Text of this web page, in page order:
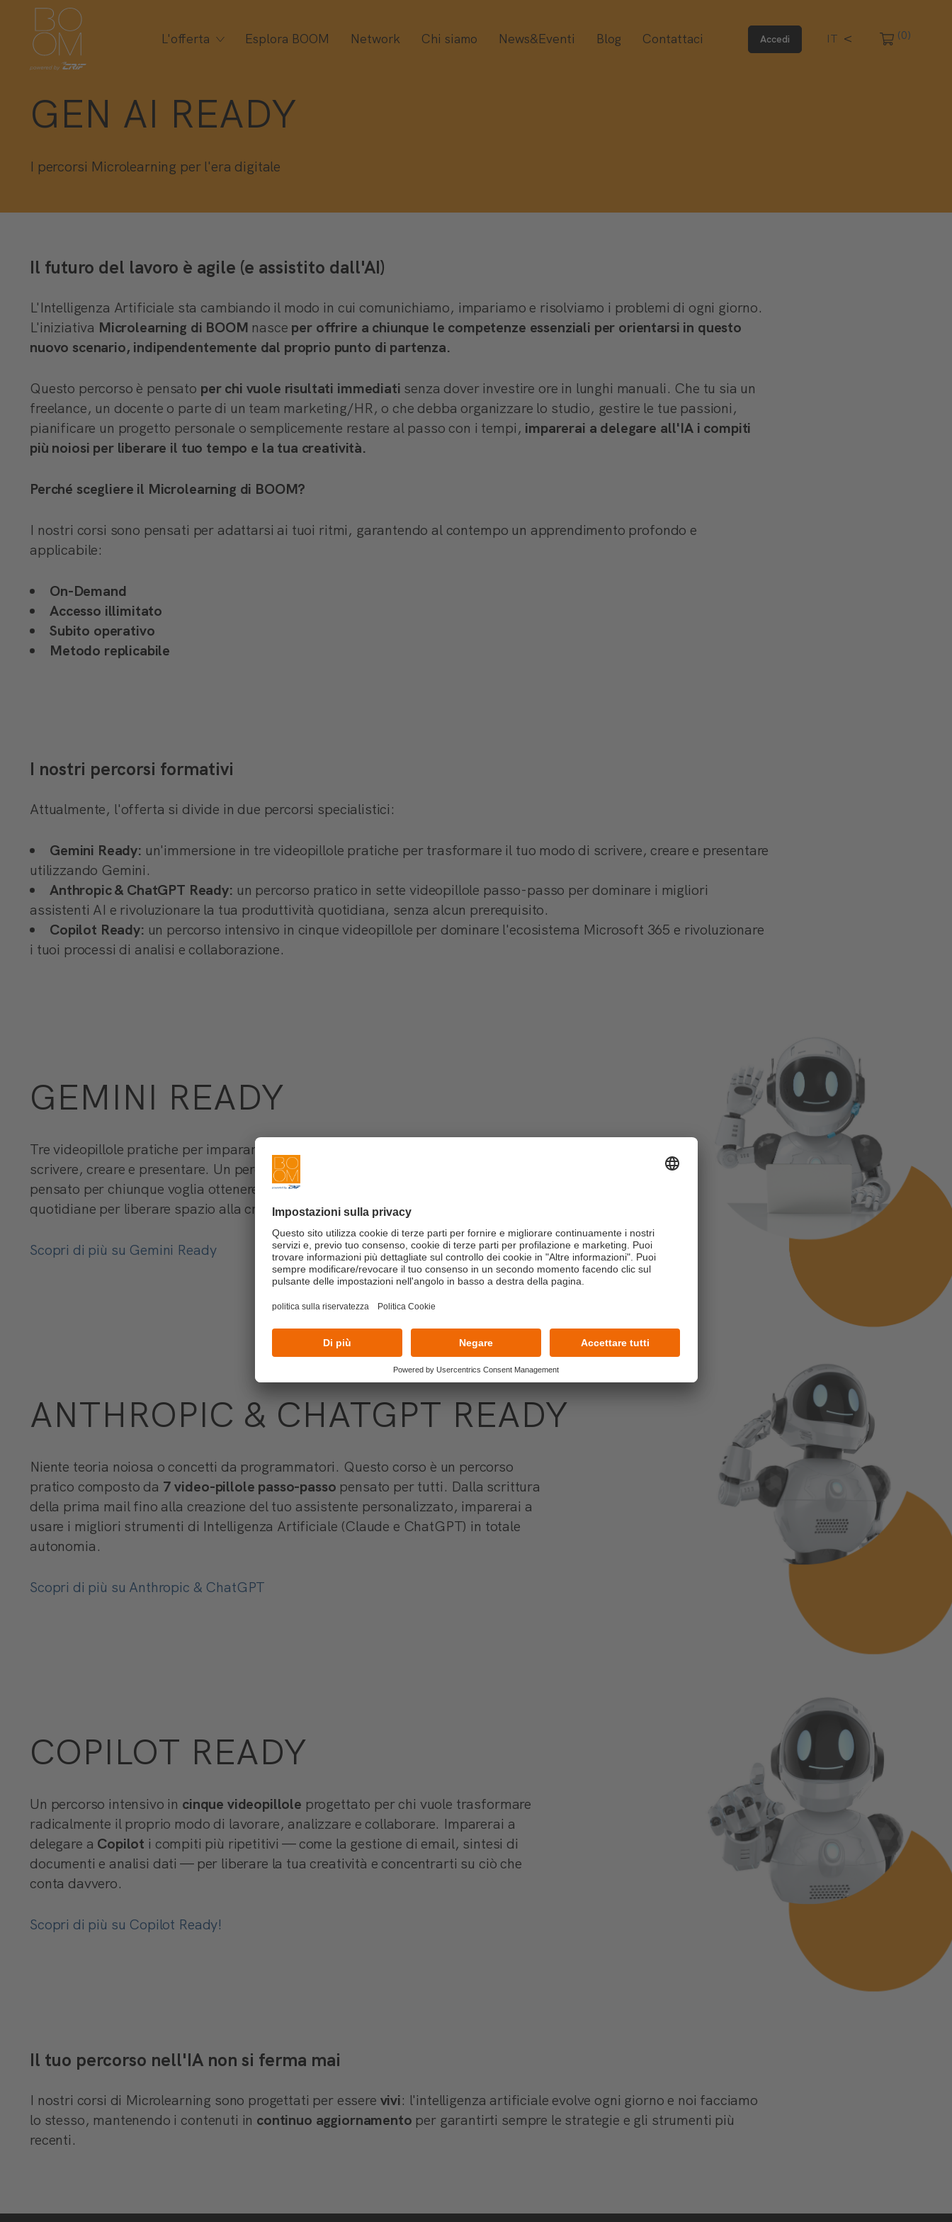
L'offerta Esplora BOOM Network Chi siamo News&Eventi Blog Contattaci Accedi IT (0)
GEN AI READY
I percorsi Microlearning per l'era digitale
Il futuro del lavoro è agile (e assistito dall'AI)
L'Intelligenza Artificiale sta cambiando il modo in cui comunichiamo, impariamo e risolviamo i problemi di ogni giorno.
L'iniziativa Microlearning di BOOM nasce per offrire a chiunque le competenze essenziali per orientarsi in questo
nuovo scenario, indipendentemente dal proprio punto di partenza.
Questo percorso è pensato per chi vuole risultati immediati senza dover investire ore in lunghi manuali. Che tu sia un
freelance, un docente o parte di un team marketing/HR, o che debba organizzare lo studio, gestire le tue passioni,
pianificare un progetto personale o semplicemente restare al passo con i tempi, imparerai a delegare all'IA i compiti
più noiosi per liberare il tuo tempo e la tua creatività.
Perché scegliere il Microlearning di BOOM?
I nostri corsi sono pensati per adattarsi ai tuoi ritmi, garantendo al contempo un apprendimento profondo e
applicabile:
On-Demand
Accesso illimitato
Subito operativo
Metodo replicabile
I nostri percorsi formativi
Attualmente, l'offerta si divide in due percorsi specialistici:
Gemini Ready: un'immersione in tre videopillole pratiche per trasformare il tuo modo di scrivere, creare e presentare
utilizzando Gemini.
Anthropic & ChatGPT Ready: un percorso pratico in sette videopillole passo-passo per dominare i migliori
assistenti AI e rivoluzionare la tua produttività quotidiana, senza alcun prerequisito.
Copilot Ready: un percorso intensivo in cinque videopillole per dominare l'ecosistema Microsoft 365 e rivoluzionare
i tuoi processi di analisi e collaborazione.
GEMINI READY
Tre videopillole pratiche per imparare a usare
scrivere, creare e presentare. Un percorso, ideato da BOOM con Imaginars,
pensato per chiunque voglia ottenere risultati immediati, semplificando le attività
quotidiane per liberare spazio alla creatività.
Scopri di più su Gemini Ready
ANTHROPIC & CHATGPT READY
Niente teoria noiosa o concetti da programmatori. Questo corso è un percorso
pratico composto da 7 video-pillole passo-passo pensato per tutti. Dalla scrittura
della prima mail fino alla creazione del tuo assistente personalizzato, imparerai a
usare i migliori strumenti di Intelligenza Artificiale (Claude e ChatGPT) in totale
autonomia.
Scopri di più su Anthropic & ChatGPT
COPILOT READY
Un percorso intensivo in cinque videopillole progettato per chi vuole trasformare
radicalmente il proprio modo di lavorare, analizzare e collaborare. Imparerai a
delegare a Copilot i compiti più ripetitivi — come la gestione di email, sintesi di
documenti e analisi dati — per liberare la tua creatività e concentrarti su ciò che
conta davvero.
Scopri di più su Copilot Ready!
Il tuo percorso nell'IA non si ferma mai
I nostri corsi di Microlearning sono progettati per essere vivi: l'intelligenza artificiale evolve ogni giorno e noi facciamo
lo stesso, mantenendo i contenuti in continuo aggiornamento per garantirti sempre le strategie e gli strumenti più
recenti.